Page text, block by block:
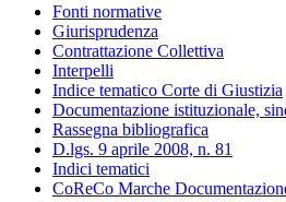
Fonti normative
Giurisprudenza
Contrattazione Collettiva
Interpelli
Indice tematico Corte di Giustizia
Documentazione istituzionale,
Rassegna bibliografica
D.lgs. 9 aprile 2008, n. 81
Indici tematici
CoReCo Marche